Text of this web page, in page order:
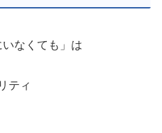
なくても」は
ティ